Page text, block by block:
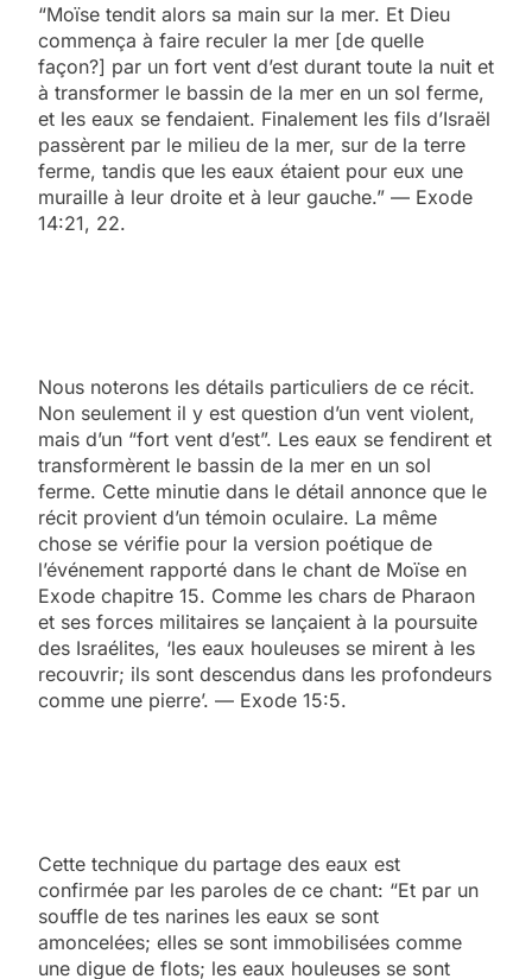
“Moïse tendit alors sa main sur la mer. Et Dieu
commença à faire reculer la mer [de quelle
façon?] par un fort vent d’est durant toute la nuit et
à transformer le bassin de la mer en un sol ferme,
et les eaux se fendaient. Finalement les fils d’Israël
passèrent par le milieu de la mer, sur de la terre
ferme, tandis que les eaux étaient pour eux une
muraille à leur droite et à leur gauche.” — Exode
14:21, 22.
Nous noterons les détails particuliers de ce récit.
Non seulement il y est question d’un vent violent,
mais d’un “fort vent d’est”. Les eaux se fendirent et
transformèrent le bassin de la mer en un sol
ferme. Cette minutie dans le détail annonce que le
récit provient d’un témoin oculaire. La même
chose se vérifie pour la version poétique de
l’événement rapporté dans le chant de Moïse en
Exode chapitre 15. Comme les chars de Pharaon
et ses forces militaires se lançaient à la poursuite
des Israélites, ‘les eaux houleuses se mirent à les
recouvrir; ils sont descendus dans les profondeurs
comme une pierre’. — Exode 15:5.
Cette technique du partage des eaux est
confirmée par les paroles de ce chant: “Et par un
souffle de tes narines les eaux se sont
amoncelées; elles se sont immobilisées comme
une digue de flots; les eaux houleuses se sont